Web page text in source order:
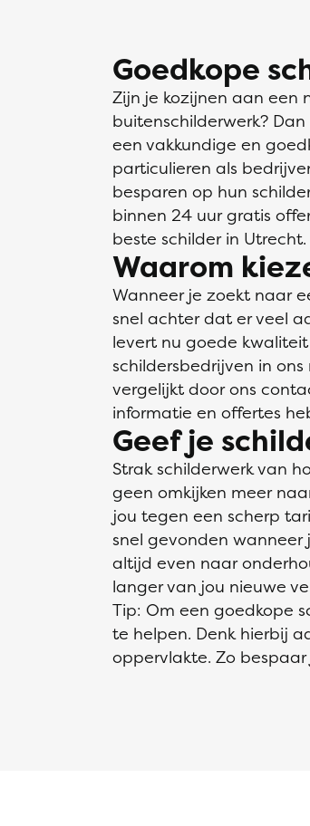
Goedkope
Zijn je kozijnen aan een
buitenschilderwerk?
een vakkundige en
particulieren als
besparen op hun
binnen 24 uur gratis
beste schilder in
Waarom
Wanneer je zoekt naar
snel achter dat er veel
levert nu goede
schildersbedrijven in
vergelijkt door ons
informatie en offertes
Geef je
Strak schilderwerk van
geen omkijken meer
jou tegen een scherp
snel gevonden wanneer
altijd even naar
langer van jou nieuwe
Tip: Om een goedkope
te helpen. Denk hierbij
oppervlakte. Zo